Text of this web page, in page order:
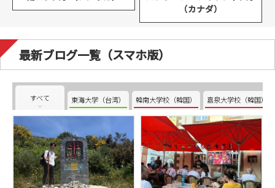
（カナダ）
最新ブログ一覧（スマホ版）
すべて 東海大学（台湾） 韓南大学校（韓国） 嘉泉大学校（韓国）